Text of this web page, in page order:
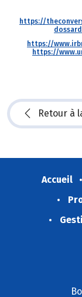
https://
https://
https://
Retour à
Accueil